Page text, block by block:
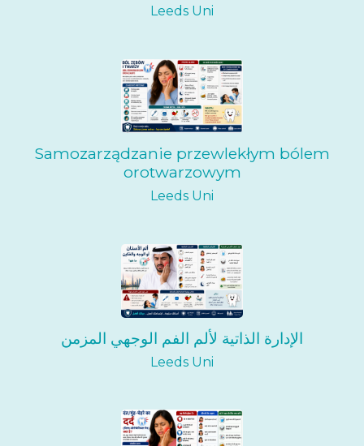
Leeds Uni
Samozarządzanie przewlekłym bólem
orotwarzowym
Leeds Uni
الإدارة الذاتية لألم الفم الوجهي المزمن
Leeds Uni